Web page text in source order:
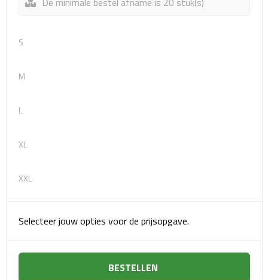
Reisstekkers
Reissetjes
Paspoorthouders
Auto onderhoud
Auto organizers
S
M
L
XL
XXL
Selecteer jouw opties voor de prijsopgave.
BESTELLEN